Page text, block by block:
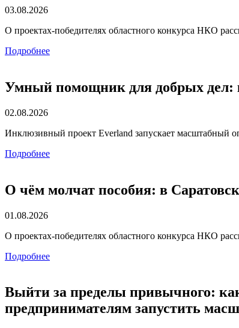
03.08.2026
О проектах-победителях областного конкурса НКО
Подробнее
Умный помощник для добрых дел:
02.08.2026
Инклюзивный проект Everland запускает масштабный
Подробнее
О чём молчат пособия: в
01.08.2026
О проектах-победителях областного конкурса НКО
Подробнее
Выйти за пределы привычного:
предпринимателям запустить